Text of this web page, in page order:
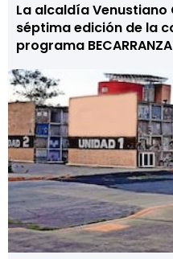
La alcaldía
séptima edición de la
programa BECARRANZA